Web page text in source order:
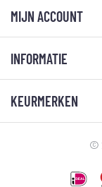
MIJN ACCOUNT
INFORMATIE
KEURMERKEN
©